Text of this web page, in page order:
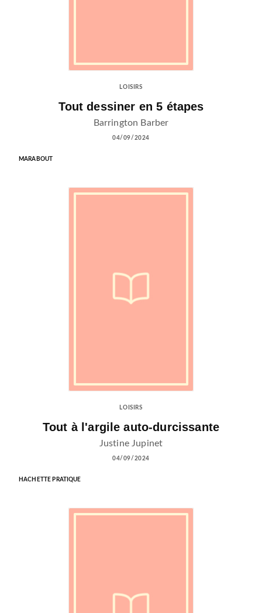
LOISIRS
Tout dessiner en 5 étapes
Barrington Barber
04/09/2024
MARABOUT
LOISIRS
Tout à l'argile auto-durcissante
Justine Jupinet
04/09/2024
HACHETTE PRATIQUE